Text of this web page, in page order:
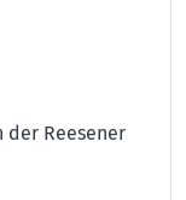
der Reesener